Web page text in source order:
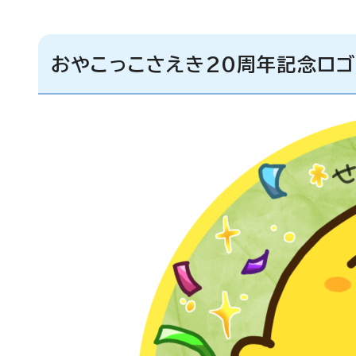
おやこっこさえき20周年記念ロ